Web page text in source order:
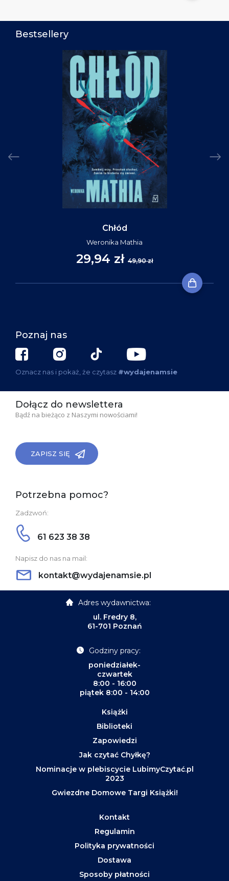
Bestsellery
Chłód
Weronika Mathia
29,94 zł 49,90 zł
Poznaj nas
Oznacz nas i pokaż, że czytasz #wydajenamsie
Dołącz do newslettera
Bądź na bieżąco z Naszymi nowościami!
ZAPISZ SIĘ
Potrzebna pomoc?
Zadzwoń:
61 623 38 38
Napisz do nas na mail:
kontakt@wydajenamsie.pl
Adres wydawnictwa:
ul. Fredry 8,
61-701 Poznań
Godziny pracy:
poniedziałek-
czwartek
8:00 - 16:00
piątek 8:00 - 14:00
Książki
Biblioteki
Zapowiedzi
Jak czytać Chyłkę?
Nominacje w plebiscycie LubimyCzytać.pl
2023
Gwiezdne Domowe Targi Książki!
Kontakt
Regulamin
Polityka prywatności
Dostawa
Sposoby płatności